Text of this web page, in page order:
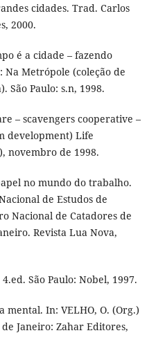
cidades. Trad. Carlos
2000.
é a cidade – fazendo
Metrópole (coleção de
São Paulo: s.n, 1998.
– scavengers cooperative –
development) Life
novembro de 1998.
no mundo do trabalho.
de Estudos de
Nacional de Catadores de
Revista Lua Nova,
São Paulo: Nobel, 1997.
mental. In: VELHO, O. (Org.)
Janeiro: Zahar Editores,